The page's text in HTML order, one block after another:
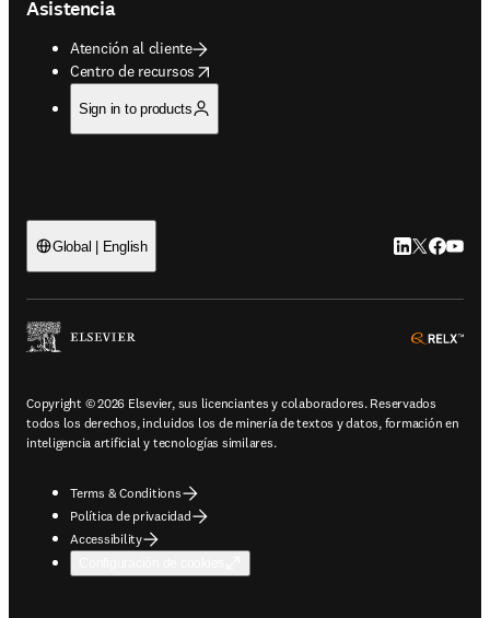
Asistencia
Atención al cliente
Centro de recursos
opens in new tab/window
Sign in to products
Global | English LinkedIn se
Twitter se
Copyright © 2026 Elsevier, sus licenciantes y colaboradores. Reservados
todos los derechos, incluidos los de minería de textos y datos, formación en
inteligencia artificial y tecnologías similares.
Terms & Conditions
Política de privacidad
Accessibility